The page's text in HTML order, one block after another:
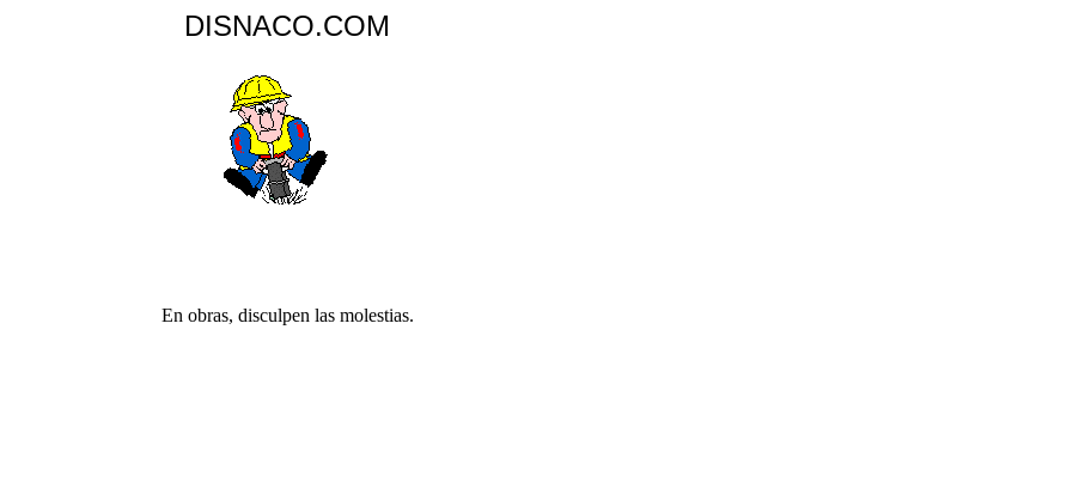
DISNACO.COM
En obras, disculpen las molestias.